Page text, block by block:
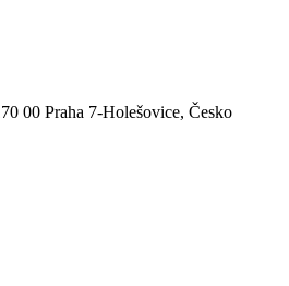
00 Praha 7-Holešovice, Česko